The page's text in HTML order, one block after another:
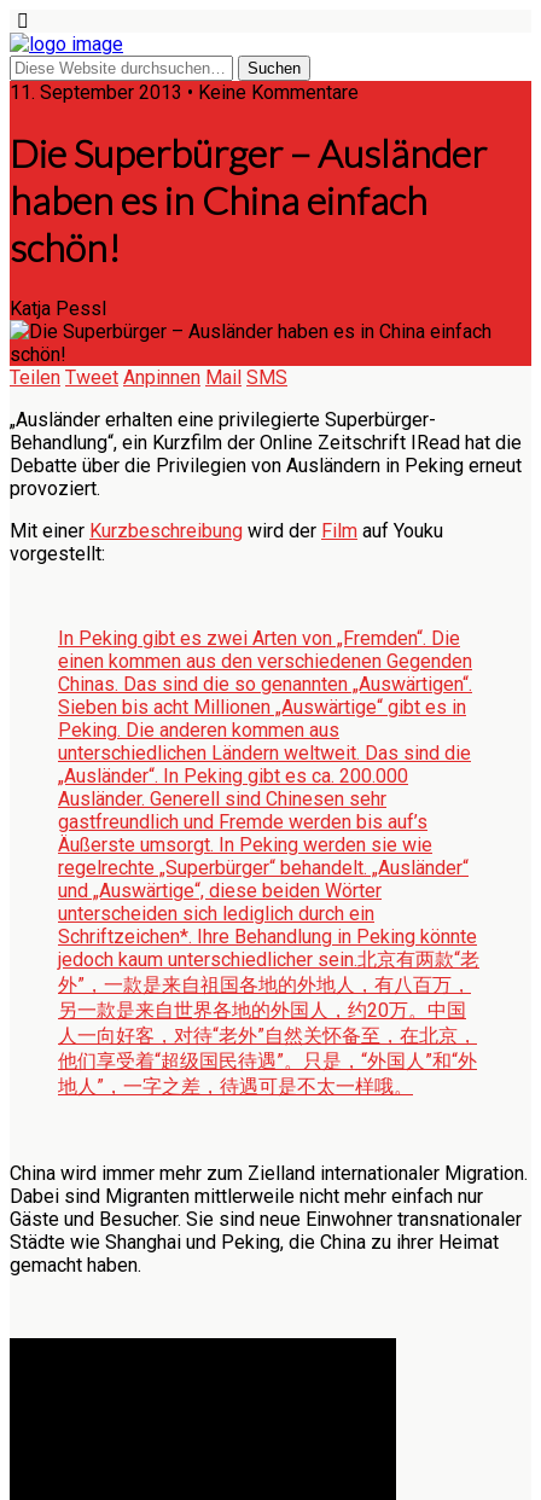
11. September 2013 • Keine Kommentare
Die Superbürger – Ausländer
haben es in China einfach
schön!
Katja Pessl
Teilen Tweet Anpinnen Mail SMS
„Ausländer erhalten eine privilegierte Superbürger-
Behandlung“, ein Kurzfilm der Online Zeitschrift IRead hat die
Debatte über die Privilegien von Ausländern in Peking erneut
provoziert.
Mit einer Kurzbeschreibung wird der Film auf Youku
vorgestellt:
In Peking gibt es zwei Arten von „Fremden“. Die
einen kommen aus den verschiedenen Gegenden
Chinas. Das sind die so genannten „Auswärtigen“.
Sieben bis acht Millionen „Auswärtige“ gibt es in
Peking. Die anderen kommen aus
unterschiedlichen Ländern weltweit. Das sind die
„Ausländer“. In Peking gibt es ca. 200.000
Ausländer. Generell sind Chinesen sehr
gastfreundlich und Fremde werden bis auf’s
Äußerste umsorgt. In Peking werden sie wie
regelrechte „Superbürger“ behandelt. „Ausländer“
und „Auswärtige“, diese beiden Wörter
unterscheiden sich lediglich durch ein
Schriftzeichen*. Ihre Behandlung in Peking könnte
jedoch kaum unterschiedlicher sein.北京有两款“老
外”，一款是来自祖国各地的外地人，有八百万，
另一款是来自世界各地的外国人，约20万。中国
人一向好客，对待“老外”自然关怀备至，在北京，
他们享受着“超级国民待遇”。只是，“外国人”和“外
地人”，一字之差，待遇可是不太一样哦。
China wird immer mehr zum Zielland internationaler Migration.
Dabei sind Migranten mittlerweile nicht mehr einfach nur
Gäste und Besucher. Sie sind neue Einwohner transnationaler
Städte wie Shanghai und Peking, die China zu ihrer Heimat
gemacht haben.